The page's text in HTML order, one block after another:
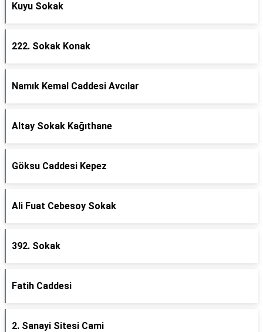
Kuyu Sokak
222. Sokak Konak
Namık Kemal Caddesi Avcılar
Altay Sokak Kağıthane
Göksu Caddesi Kepez
Ali Fuat Cebesoy Sokak
392. Sokak
Fatih Caddesi
2. Sanayi Sitesi Cami